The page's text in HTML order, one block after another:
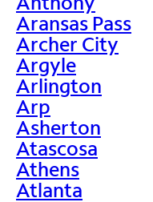
Aransas Pass
Archer City
Argyle
Arlington
Arp
Asherton
Atascosa
Athens
Atlanta